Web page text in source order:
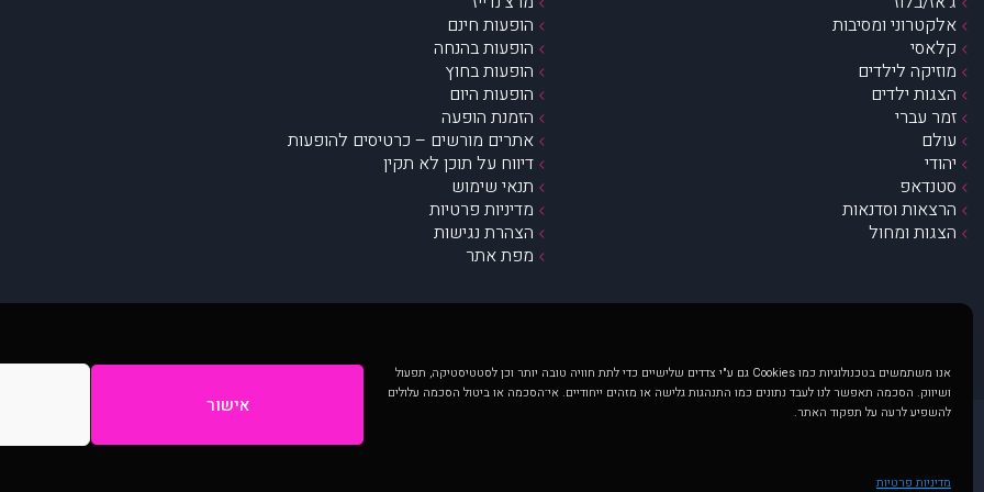
אנו משתמשים בטכנולוגיות כמו Cookies גם ע"י צדדים שלישיים כדי לתת חוויה טובה יותר וכן לסטטיסטיקה, תפעול
ושיווק. הסכמה תאפשר לנו לעבד נתונים כמו התנהגות גלישה או מזהים ייחודיים. אי־הסכמה או ביטול הסכמה עלולים
להשפיע לרעה על תפקוד האתר.
אישור
מדיניות פרטיות
אלקטרוני ומסיבות
קלאסי
מוזיקה לילדים
הצגות ילדים
זמר עברי
עולם
יהודי
סטנדאפ
הרצאות וסדנאות
הצגות ומחול
הופעות חינם
הופעות בהנחה
הופעות בחוץ
הופעות היום
הזמנת הופעה
אתרים מורשים – כרטיסים להופעות
דיווח על תוכן לא תקין
תנאי שימוש
מדיניות פרטיות
הצהרת נגישות
מפת אתר